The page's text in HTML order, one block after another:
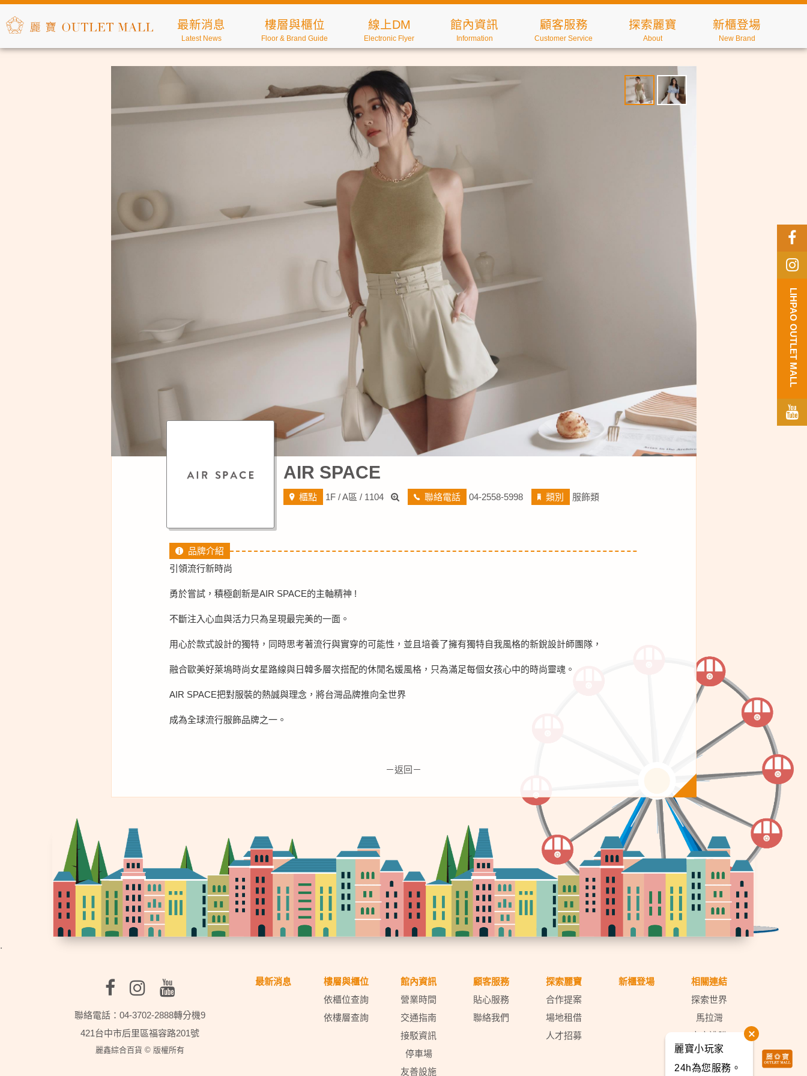
最新消息
Latest News
樓層與櫃位
Floor & Brand Guide
線上DM
Electronic Flyer
館內資訊
Information
顧客服務
Customer Service
探索麗寶
About
新櫃登場
New Brand
LIHPAO OUTLET MALL
AIR SPACE
櫃點 1F / A區 / 1104 聯絡電話 04-2558-5998 類別 服飾類
品牌介紹
引領流行新時尚
勇於嘗試，積極創新是AIR SPACE的主軸精神 !
不斷注入心血與活力只為呈現最完美的一面。
用心於款式設計的獨特，同時思考著流行與實穿的可能性，並且培養了擁有獨特自我風格的新銳設計師團隊，
融合歐美好萊塢時尚女星路線與日韓多層次搭配的休閒名媛風格，只為滿足每個女孩心中的時尚靈魂。
AIR SPACE把對服裝的熱誠與理念，將台灣品牌推向全世界
成為全球流行服飾品牌之一。
－返回－
.
聯絡電話：04-3702-2888轉分機9
421台中市后里區福容路201號
麗鑫綜合百貨 © 版權所有
最新消息
樓層與櫃位
依櫃位查詢
依樓層查詢
館內資訊
營業時間
交通指南
接駁資訊
停車場
友善設施
顧客服務
貼心服務
聯絡我們
探索麗寶
合作提案
場地租借
人才招募
新櫃登場
相關連結
探索世界
馬拉灣
密室逃脫
天空之夢
麗寶福容大飯店
麗寶小玩家
24h為您服務。